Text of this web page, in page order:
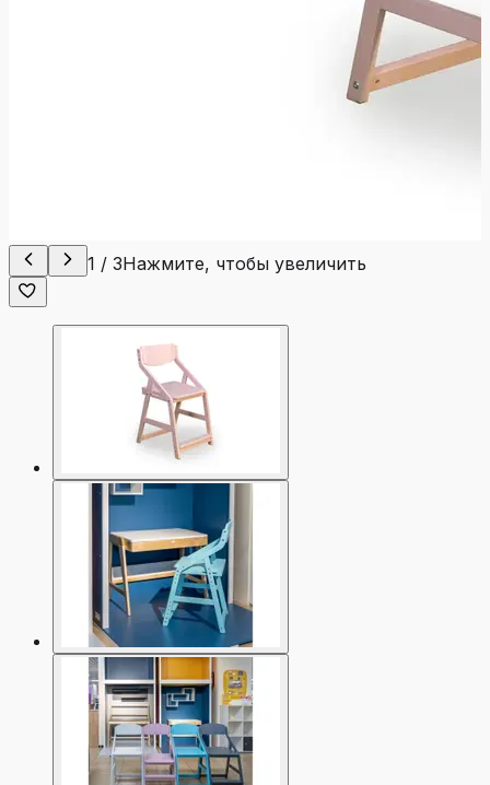
1 / 3Нажмите, чтобы увеличить